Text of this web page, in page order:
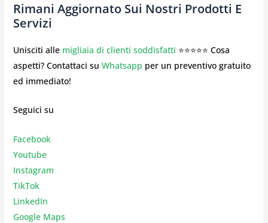
Rimani Aggiornato Sui Nostri Prodotti E
Servizi
Unisciti alle migliaia di clienti soddisfatti ⭐⭐⭐⭐⭐ Cosa
aspetti? Contattaci su Whatsapp per un preventivo gratuito
ed immediato!
Seguici su
Facebook
Youtube
Instagram
TikTok
LinkedIn
Google Maps